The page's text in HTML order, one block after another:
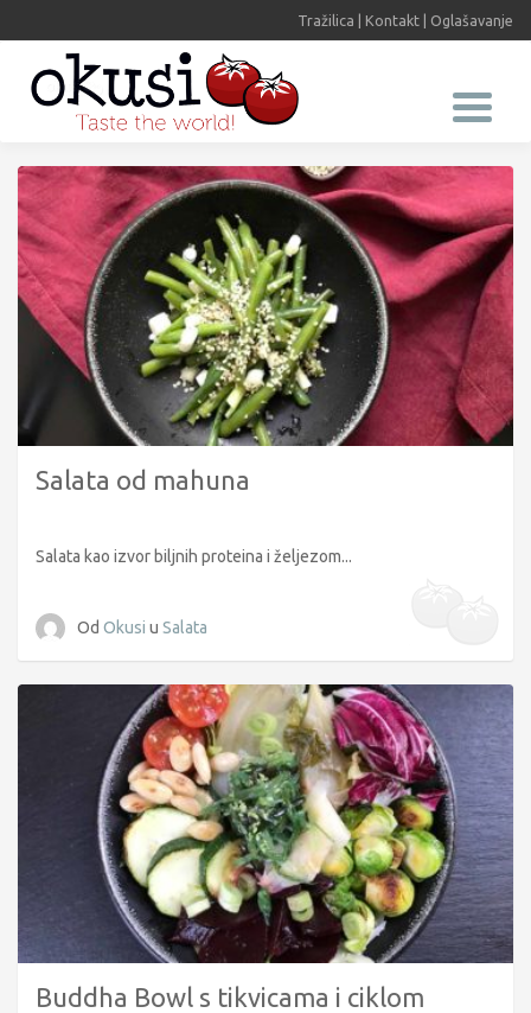
Tražilica Kontakt Oglašavanje
Salata od mahuna
Salata kao izvor biljnih proteina i željezom...
Od Okusi u Salata
Buddha Bowl s tikvicama i ciklom